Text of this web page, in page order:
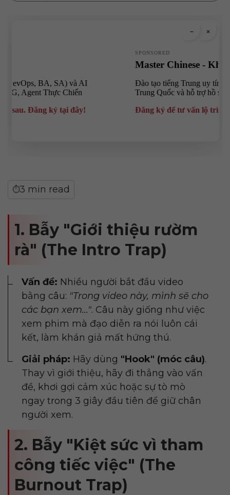
⏱3 min read
1. Bẫy "Giới thiệu rườm
rà" (The Intro Trap)
Vấn đề: Nhiều người bắt đầu video
bằng câu: "Trong video này, mình sẽ cho
các bạn xem...". Câu này giống như việc
xem phim mà đạo diễn ra nói luôn cái
kết, làm khán giả mất hứng thú.
Giải pháp: Hãy dùng "Hook" (móc câu).
Thay vì giới thiệu, hãy đi thẳng vào vấn
đề, khơi gợi cảm xúc hoặc sự tò mò
ngay trong 3 giây đầu tiên để giữ chân
người xem.
2. Bẫy "Kiệt sức vì tham
công tiếc việc" (The
Burnout Trap)